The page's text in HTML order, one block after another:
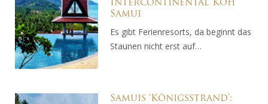
Intercontinental Koh
Samui
Es gibt Ferienresorts, da beginnt das
Staunen nicht erst auf…
Samuis ‘Königsstrand’: